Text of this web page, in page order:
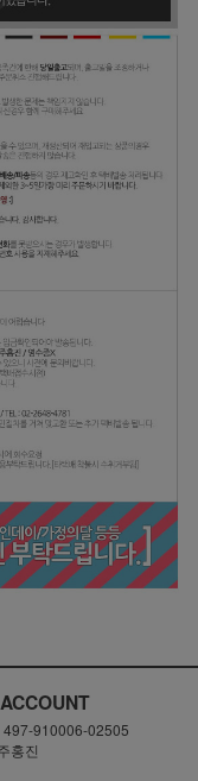
497-910006-02505
홍진